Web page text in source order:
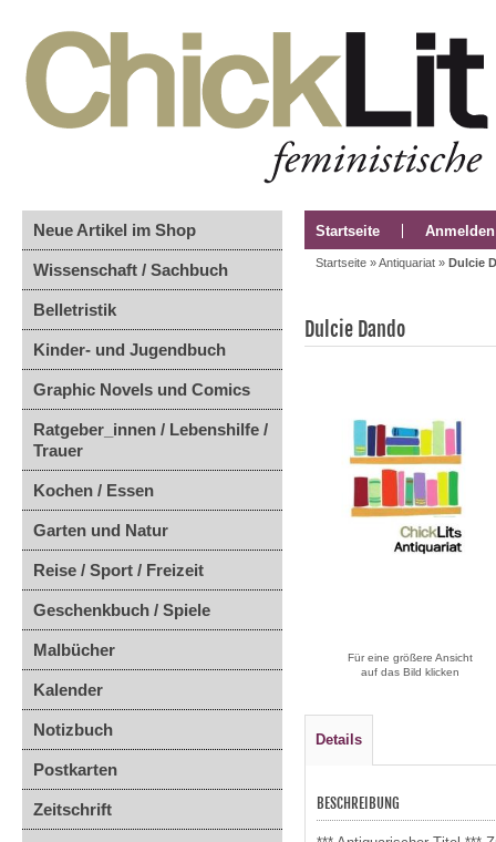
Neue Artikel im Shop
Wissenschaft / Sachbuch
Belletristik
Kinder- und Jugendbuch
Graphic Novels und Comics
Ratgeber_innen / Lebenshilfe /
Trauer
Kochen / Essen
Garten und Natur
Reise / Sport / Freizeit
Geschenkbuch / Spiele
Malbücher
Kalender
Notizbuch
Postkarten
Zeitschrift
Startseite Anmelden
Startseite »Antiquariat » Dulcie
Dulcie Dando
Für eine größere Ansicht
auf das Bild klicken
Details
BESCHREIBUNG